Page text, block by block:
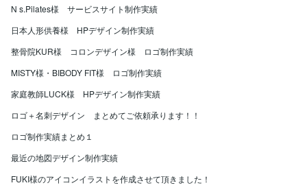
N s.Pilates様 サービスサイト制作実績
日本人形供養様 HPデザイン制作実績
整骨院KUR様 コロンデザイン様 ロゴ制作実績
MISTY様・BIBODY FIT様 ロゴ制作実績
家庭教師LUCK様 HPデザイン制作実績
ロゴ＋名刺デザイン まとめてご依頼承ります！！
ロゴ制作実績まとめ１
最近の地図デザイン制作実績
FUKI様のアイコンイラストを作成させて頂きました！